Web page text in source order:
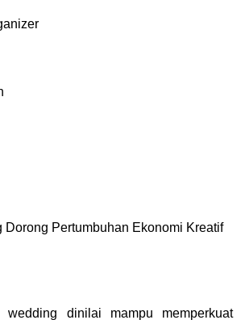
Dorong Pertumbuhan Ekonomi Kreatif
wedding dinilai mampu memperkuat